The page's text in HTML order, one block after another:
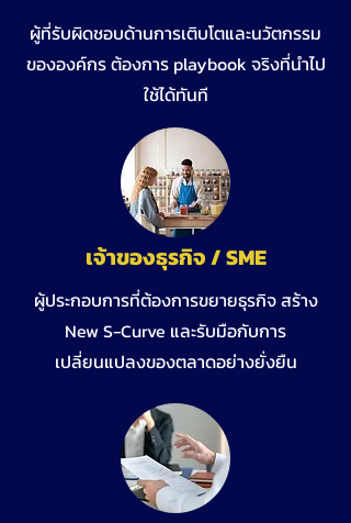
ผู้ที่รับผิดชอบด้านการเติบโตและนวัตกรรม
ขององค์กร ต้องการ playbook จริงที่นำไป
ใช้ได้ทันที
เจ้าของธุรกิจ / SME
ผู้ประกอบการที่ต้องการขยายธุรกิจ สร้าง
New S-Curve และรับมือกับการ
เปลี่ยนแปลงของตลาดอย่างยั่งยืน